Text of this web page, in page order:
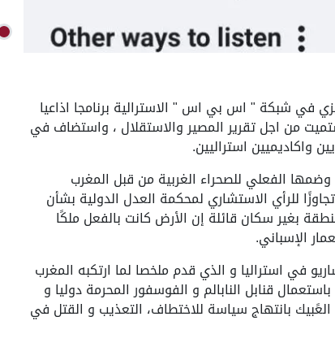
- بث القسم الإنجليزي في شبكة " اس بي اس " الاسترالية برنامجا اذاعيا
من اجل تقرير المصير والاستقلال ، واستضاف في
واكاديميين استراليين.
وضمها الفعلي للصحراء الغربية من قبل المغرب
للرأي الاستشاري لمحكمة العدل الدولية بشأن
بغير سكان قائلة إن الأرض كانت بالفعل ملكًا
الإسباني.
في استراليا و الذي قدم ملخصا لما ارتكبه المغرب
قنابل النابالم و الفوسفور المحرمة دوليا و
العًبيك بانتهاج سياسة للاختطاف، التعذيب و القتل في